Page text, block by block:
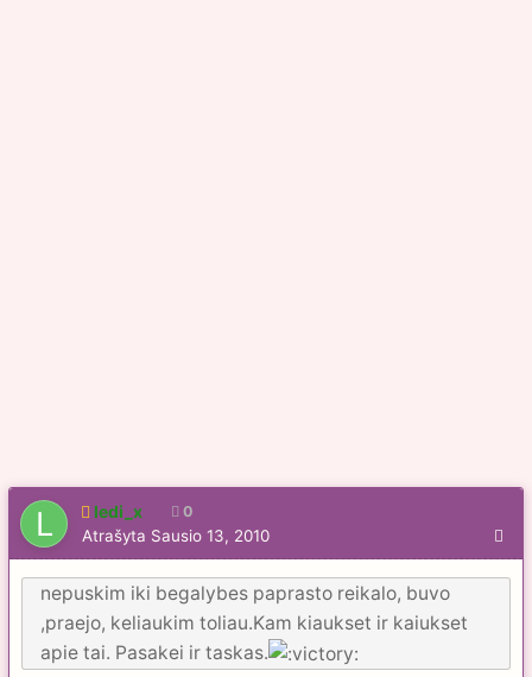
ledi_x 0
Atrašyta Sausio 13, 2010
nepuskim iki begalybes paprasto reikalo, buvo
,praejo, keliaukim toliau.Kam kiaukset ir kaiukset
apie tai. Pasakei ir taskas.